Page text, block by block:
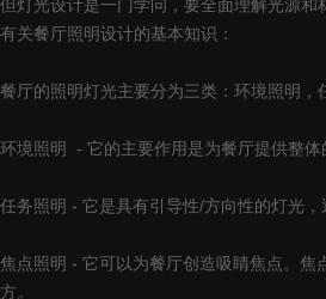
但灯光设计是一门学问，要全面理解光源
有关餐厅照明设计的基本知识：
餐厅的照明灯光主要分为三类：环境照明
环境照明 - 它的主要作用是为餐厅提供整
任务照明 - 它是具有引导性/方向性的灯光
焦点照明 - 它可以为餐厅创造吸睛焦点。
方。